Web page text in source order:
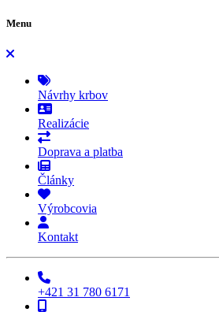
Menu
Návrhy krbov
Realizácie
Doprava a platba
Články
Výrobcovia
Kontakt
+421 31 780 6171